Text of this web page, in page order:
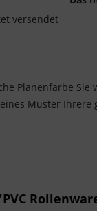
versendet
Planenfarbe
Muster Ihrere